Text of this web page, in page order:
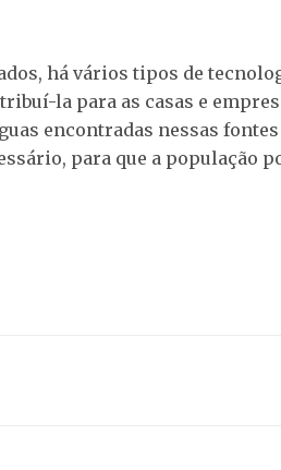
há vários tipos de
la para as casas e
encontradas nessas
para que a população